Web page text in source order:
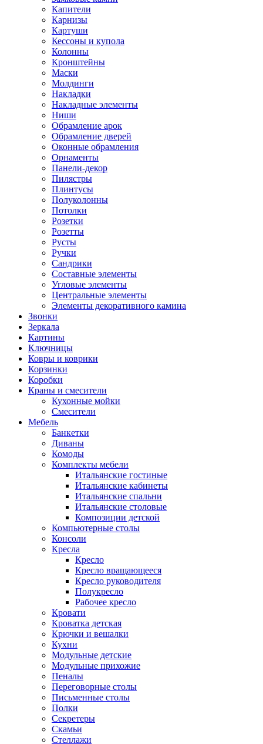
Капители
Карнизы
Картуши
Кессоны и купола
Колонны
Кронштейны
Маски
Молдинги
Накладки
Накладные элементы
Ниши
Обрамление арок
Обрамление дверей
Оконные обрамления
Орнаменты
Панели-декор
Пилястры
Плинтусы
Полуколонны
Потолки
Розетки
Розетты
Русты
Ручки
Сандрики
Составные элементы
Угловые элементы
Центральные элементы
Элементы декоративного камина
Звонки
Зеркала
Картины
Ключницы
Ковры и коврики
Корзинки
Коробки
Краны и смесители
Кухонные мойки
Смесители
Мебель
Банкетки
Диваны
Комоды
Комплекты мебели
Итальянские гостиные
Итальянские кабинеты
Итальянские спальни
Итальянские столовые
Композиции детской
Компьютерные столы
Консоли
Кресла
Кресло
Кресло вращающееся
Кресло руководителя
Полукресло
Рабочее кресло
Кровати
Кроватка детская
Крючки и вешалки
Кухни
Модульные детские
Модульные прихожие
Пеналы
Переговорные столы
Письменные столы
Полки
Секретеры
Скамьи
Стеллажи